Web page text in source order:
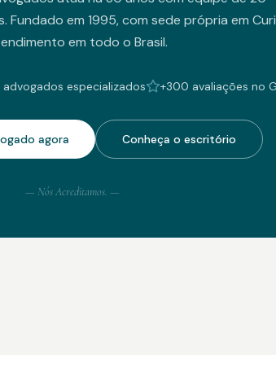
Fundado em 1995, com sede própria em
em todo o Brasil.
advogados especializados +300 avaliações no
agora Conheça o escritório
— Nós Acreditamos. —